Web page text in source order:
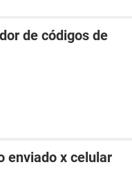
de códigos de
enviado x celular